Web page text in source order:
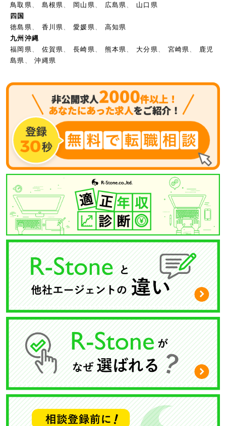
鳥取県
島根県 岡山県 広島県
山口県
四国
徳島県
香川県 、愛媛県
高知県
九州沖縄
福岡県
佐賀県 、長崎県 熊本県 大分県 宮崎県
鹿児
島県
、沖縄県